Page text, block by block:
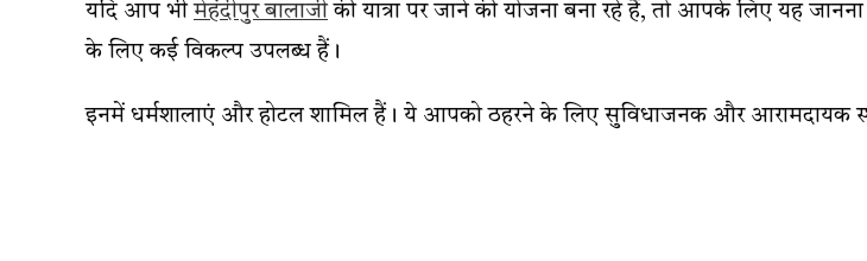
यदि आप भीमेहंदीपुर बालाजीकी यात्रा पर जाने की योजना बना रहे हैं, तो आपके लिए यह
के लिए कई विकल्प उपलब्ध हैं।
इनमें धर्मशालाएं और होटल शामिल हैं। ये आपको ठहरने के लिए सुविधाजनक और आरामदायक